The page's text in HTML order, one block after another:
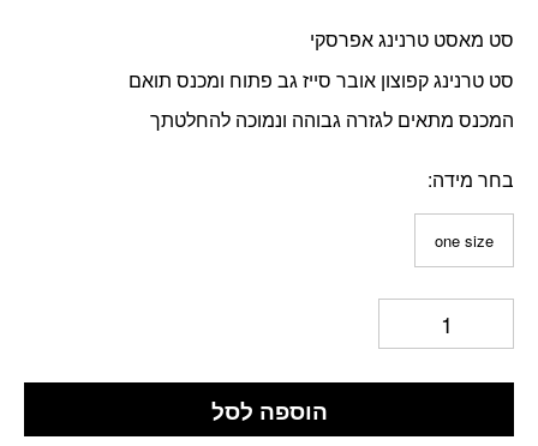
סט מאסט טרנינג אפרסקי
סט טרנינג קפוצון אובר סייז גב פתוח ומכנס תואם
המכנס מתאים לגזרה גבוהה ונמוכה להחלטתך
בחר מידה
one size
הוספה לסל